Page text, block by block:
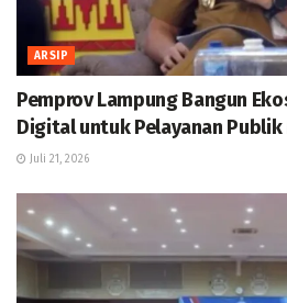
ARSIP
Pemprov Lampung Bangun
Digital untuk Pelayanan Publik
Juli 21, 2026